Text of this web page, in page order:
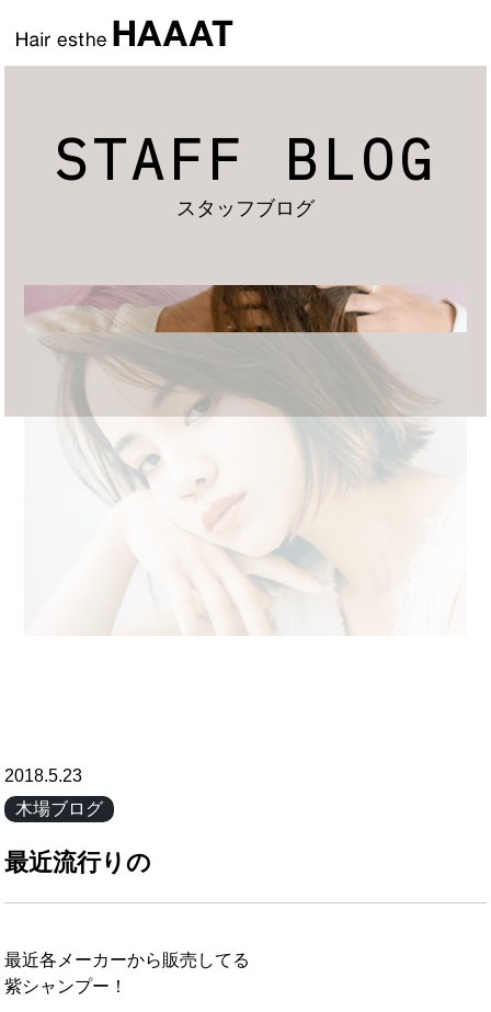
STAFF BLOG
スタッフブログ
2018.5.23
木場ブログ
最近流行りの
最近各メーカーから販売してる
紫シャンプー！